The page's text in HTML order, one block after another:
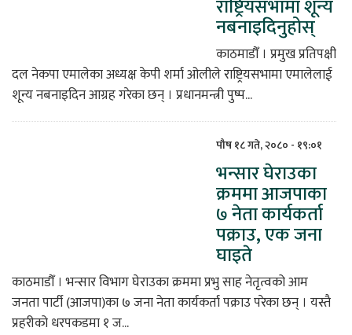
राष्ट्रियसभामा शून्य
नबनाइदिनुहोस्
काठमाडौँ । प्रमुख प्रतिपक्षी
दल नेकपा एमालेका अध्यक्ष केपी शर्मा ओलीले राष्ट्रियसभामा एमालेलाई
शून्य नबनाइदिन आग्रह गरेका छन् । प्रधानमन्त्री पुष्प...
पौष १८ गते, २०८० - १९:०१
भन्सार घेराउका
क्रममा आजपाका
७ नेता कार्यकर्ता
पक्राउ, एक जना
घाइते
काठमाडौँ । भन्सार विभाग घेराउका क्रममा प्रभु साह नेतृत्वको आम
जनता पार्टी (आजपा)का ७ जना नेता कार्यकर्ता पक्राउ परेका छन् । यस्तै
प्रहरीको धरपकडमा १ ज...